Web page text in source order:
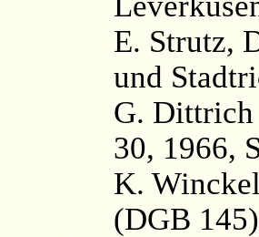
E. Strutz,
und
G. Dittrich
30, 1966,
K.
(DGB